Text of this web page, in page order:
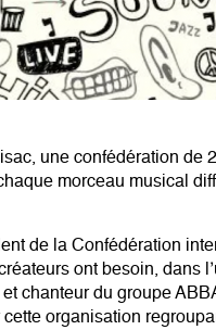
une confédération de
morceau musical
de la Confédération
ont besoin, dans
chanteur du groupe
organisation